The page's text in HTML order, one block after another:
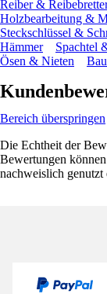
Reiber &
Holzbearbeitung &
Steckschlüssel &
Hämmer
Spachtel
Ösen & Nieten
Bereich überspringen
Die Echtheit der
Bewertungen
nachweislich genutzt